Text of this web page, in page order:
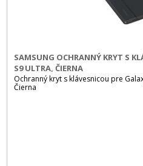
SAMSUNG OCHRANNÝ KRYT S
S9 ULTRA, ČIERNA
Ochranný kryt s klávesnicou pre
Čierna